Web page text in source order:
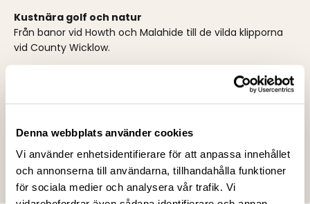
Denna webbplats använder cookies
Vi använder enhetsidentifierare för att anpassa innehållet
och annonserna till användarna, tillhandahålla funktioner
för sociala medier och analysera vår trafik. Vi
Kustnära golf och natur
Från banor vid Howth och Malahide till de vilda klipporna
vid County Wicklow.
Besök Guinness Storehouse eller ett av Irlands berömda
destillerier.
Boende i toppklass
Välj mellan golfresorter, boutiquehotell i Dublin eller
kustnära boenden.